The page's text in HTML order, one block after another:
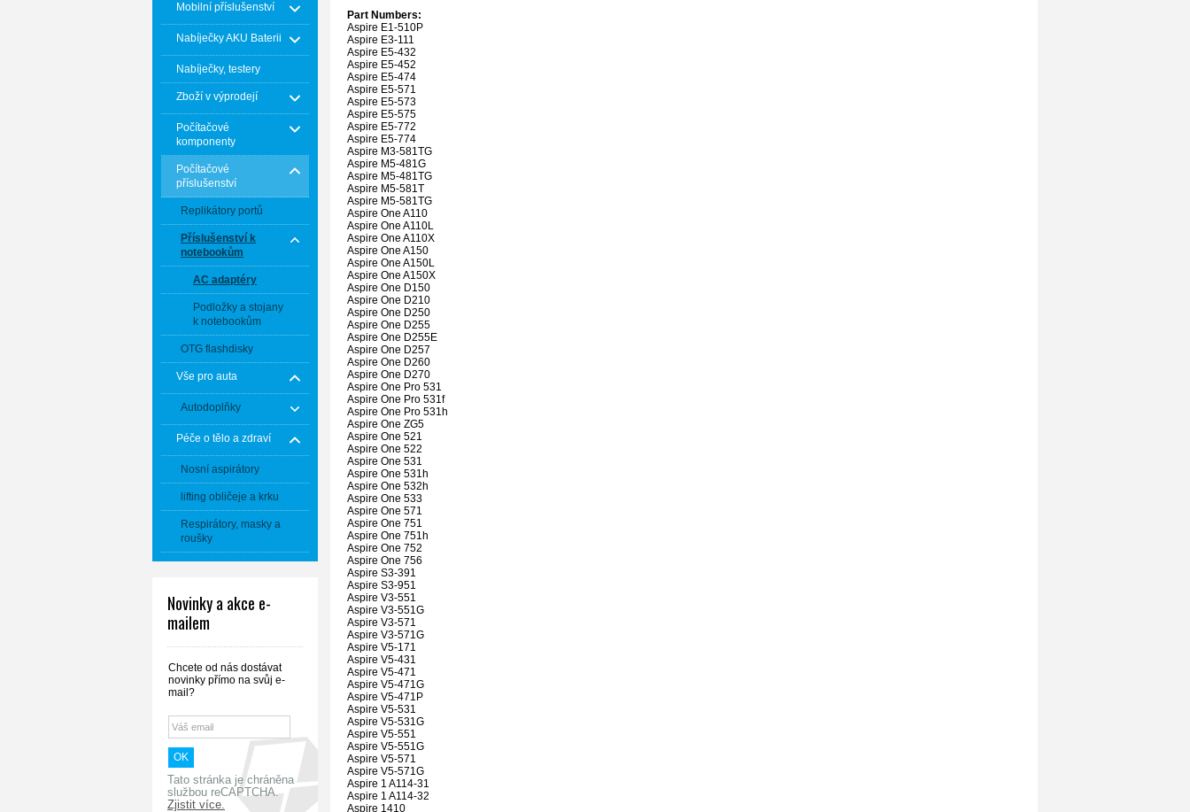
Mobilní příslušenství
Nabíječky AKU Baterii
Nabíječky, testery
Zboží v výprodejí
Počítačové
komponenty
Počítačové
příslušenství
Replikátory portů
Příslušenství k
notebookům
AC adaptéry
Podložky a stojany
k notebookům
OTG flashdisky
Vše pro auta
Autodoplňky
Péče o tělo a zdraví
Nosní aspirátory
lifting obličeje a krku
Respirátory, masky a
roušky
Novinky a akce e-
mailem
Chcete od nás dostávat
novinky přímo na svůj e-
mail?
Tato stránka je chráněna
službou reCAPTCHA.
Zjistit více.
Part Numbers:
Aspire E1-510P
Aspire E3-111
Aspire E5-432
Aspire E5-452
Aspire E5-474
Aspire E5-571
Aspire E5-573
Aspire E5-575
Aspire E5-772
Aspire E5-774
Aspire M3-581TG
Aspire M5-481G
Aspire M5-481TG
Aspire M5-581T
Aspire M5-581TG
Aspire One A110
Aspire One A110L
Aspire One A110X
Aspire One A150
Aspire One A150L
Aspire One A150X
Aspire One D150
Aspire One D210
Aspire One D250
Aspire One D255
Aspire One D255E
Aspire One D257
Aspire One D260
Aspire One D270
Aspire One Pro 531
Aspire One Pro 531f
Aspire One Pro 531h
Aspire One ZG5
Aspire One 521
Aspire One 522
Aspire One 531
Aspire One 531h
Aspire One 532h
Aspire One 533
Aspire One 571
Aspire One 751
Aspire One 751h
Aspire One 752
Aspire One 756
Aspire S3-391
Aspire S3-951
Aspire V3-551
Aspire V3-551G
Aspire V3-571
Aspire V3-571G
Aspire V5-171
Aspire V5-431
Aspire V5-471
Aspire V5-471G
Aspire V5-471P
Aspire V5-531
Aspire V5-531G
Aspire V5-551
Aspire V5-551G
Aspire V5-571
Aspire V5-571G
Aspire 1 A114-31
Aspire 1 A114-32
Aspire 1410